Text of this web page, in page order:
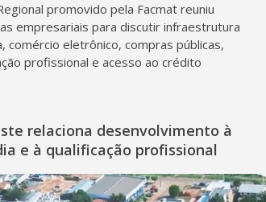
promovido pela Facmat reuniu
empresariais para discutir infraestrutura
comércio eletrônico, compras públicas,
profissional e acesso ao crédito
relaciona desenvolvimento à
e à qualificação profissional